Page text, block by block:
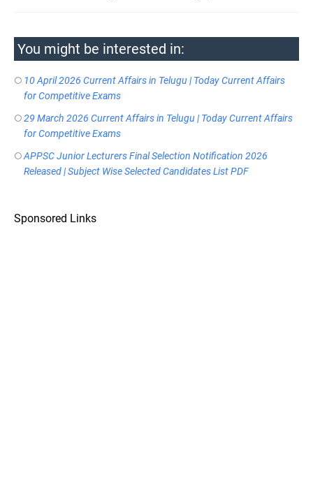
You might be interested in:
10 April 2026 Current Affairs in Telugu | Today Current Affairs
for Competitive Exams
29 March 2026 Current Affairs in Telugu | Today Current Affairs
for Competitive Exams
APPSC Junior Lecturers Final Selection Notification 2026
Released | Subject Wise Selected Candidates List PDF
Sponsored Links